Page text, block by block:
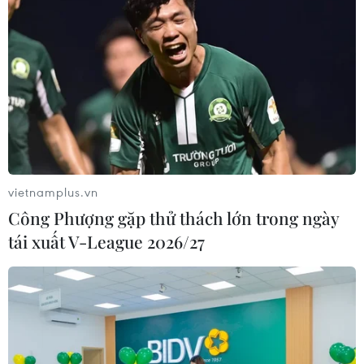
Mưa lớn kéo dài gây nhiều thiệt hại
về nhà ở, giao thông tại tỉnh Sơn La
06/08/2026 09:48
Bất cập việc ngừng giao khoán quản
lý, bảo vệ rừng ở Nam Cát Tiên
06/08/2026 09:45
Bão Dolphin hướng vào miền Đông
Trung Quốc, cảnh báo mưa lớn trên
diện rộng
vietnamplus.vn
Công Phượng gặp thử thách lớn trong ngày
tái xuất V-League 2026/27